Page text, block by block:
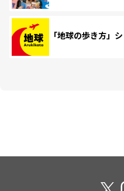
「地球の歩き方」